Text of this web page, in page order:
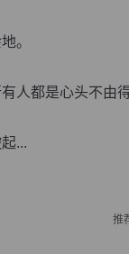
。
都是心头不由
...
推